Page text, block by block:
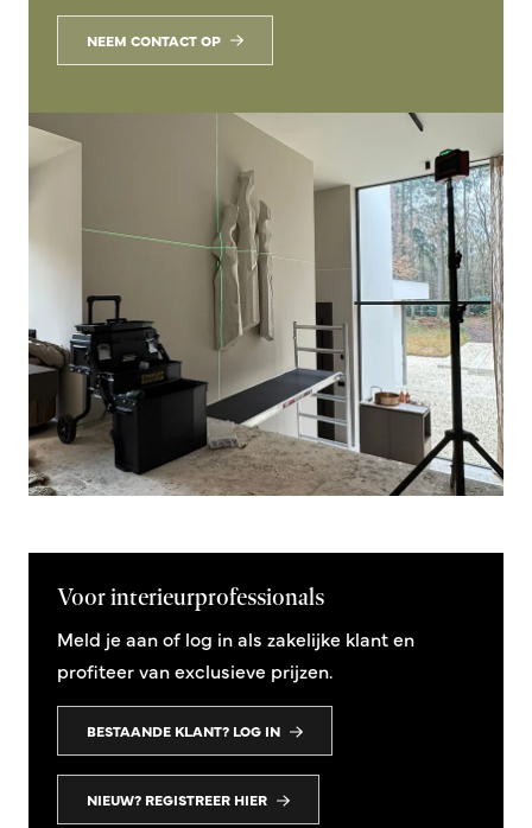
NEEM CONTACT OP
Voor interieurprofessionals
Meld je aan of log in als zakelijke klant en
profiteer van exclusieve prijzen.
BESTAANDE KLANT? LOG IN
NIEUW? REGISTREER HIER